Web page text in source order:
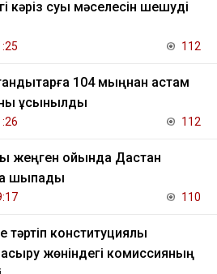
кәріз суы мәселесін шешуді
112
104 мыңнан астам
ұсынылды
112
жеңген ойында Дастан
шықпады
110
тәртіп конституциялық
асыру жөніндегі комиссияның